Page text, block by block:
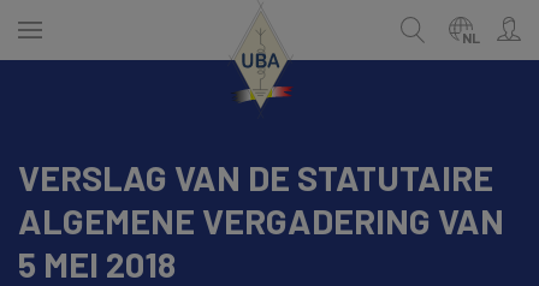
NL
NEDERLANDS
FRANÇAIS
Zoek
VERSLAG VAN DE STATUTAIRE
ALGEMENE VERGADERING VAN
5 MEI 2018